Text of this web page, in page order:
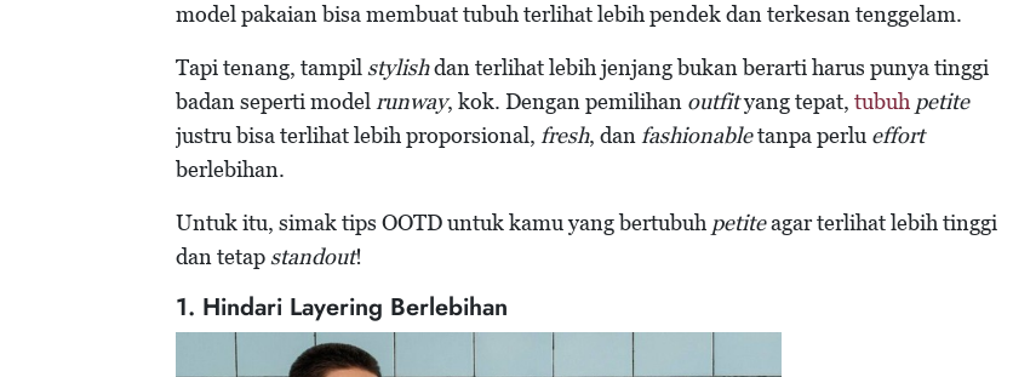
model pakaian bisa membuat tubuh terlihat lebih pendek dan terkesan tenggelam.
Tapi tenang, tampilstylishdan terlihat lebih jenjang bukan berarti harus punya tinggi
badan seperti modelrunway, kok. Dengan pemilihan outfityang tepat, tubuh petite
justru bisa terlihat lebih proporsional, fresh, danfashionabletanpa perlu effort
berlebihan.
Untuk itu, simak tips OOTD untuk kamu yang bertubuh petiteagar terlihat lebih tinggi
dan tetapstandout!
1. Hindari Layering Berlebihan